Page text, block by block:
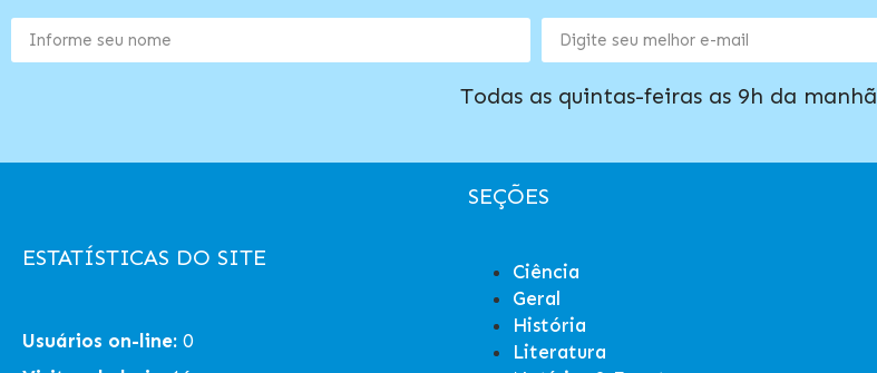
Todas as quintas-feiras as 9h da manhã
ESTATÍSTICAS DO SITE
Usuários on-line: 0
SEÇÕES
Ciência
Geral
História
Literatura